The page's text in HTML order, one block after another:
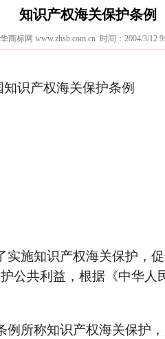
知识产权海关保护条例
商标网 www.zhsb.com.cn 时间：2004/3/12
识产权海关保护条例
施知识产权海关保护，促
公共利益，根据《中华人
所称知识产权海关保护，